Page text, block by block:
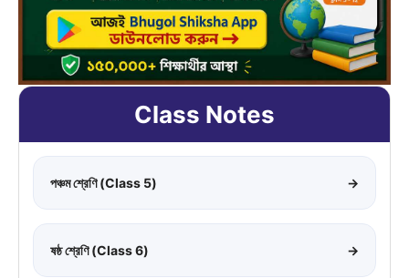
Class Notes
পঞ্চম শ্রেণি (Class 5) →
ষষ্ঠ শ্রেণি (Class 6) →